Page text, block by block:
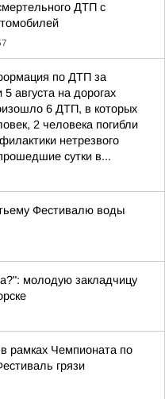
ДТП с
по ДТП за
августа на дорогах
6 ДТП, в которых
2 человека погибли
нетрезвого
сутки в...
Фестивалю воды
молодую закладчицу
рамках Чемпионата по
грязи